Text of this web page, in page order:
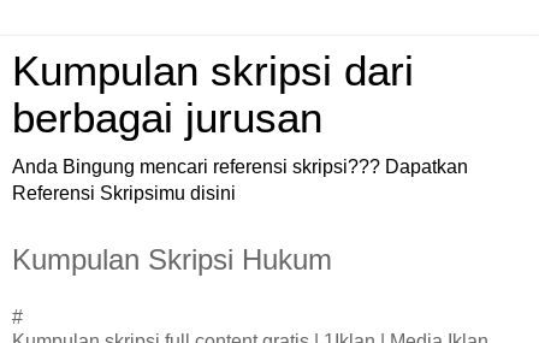
Kumpulan skripsi dari
berbagai jurusan
Anda Bingung mencari referensi skripsi??? Dapatkan
Referensi Skripsimu disini
Kumpulan Skripsi Hukum
#